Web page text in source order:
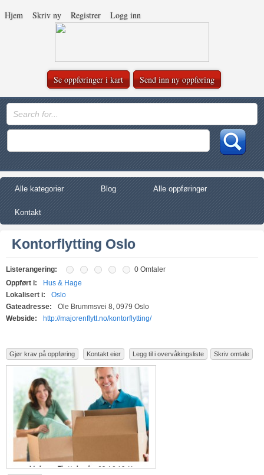
Hjem Skriv ny Registrer Logg inn
Se oppføringer i kart Send inn ny oppføring
Alle kategorier Blog Alle oppføringer
Kontakt
Kontorflytting Oslo
Listerangering:
0 Omtaler
Oppført i:
Hus & Hage
Lokalisert i:
Oslo
Gateadresse:
Ole Brummsvei 8, 0979 Oslo
Webside:
http://majorenflytt.no/kontorflytting/
Gjør krav på oppføring Kontakt eier Legg til i overvåkingsliste Skriv omtale